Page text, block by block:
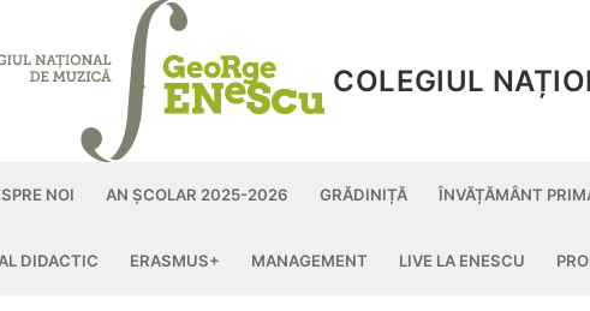
COLEGIUL
NOI AN ȘCOLAR 2025-2026 GRĂDINIȚĂ ÎNVĂȚĂMÂNT
DIDACTIC ERASMUS+ MANAGEMENT LIVE LA ENESCU